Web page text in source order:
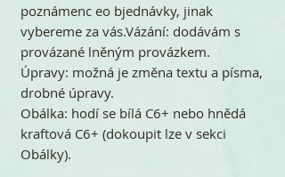
poznámenc eo bjednávky, jinak
vybereme za vás.Vázání: dodávám s
provázané lněným provázkem.
Úpravy: možná je změna textu a písma,
drobné úpravy.
Obálka: hodí se bílá C6+ nebo hnědá
kraftová C6+ (dokoupit lze v sekci
Obálky).